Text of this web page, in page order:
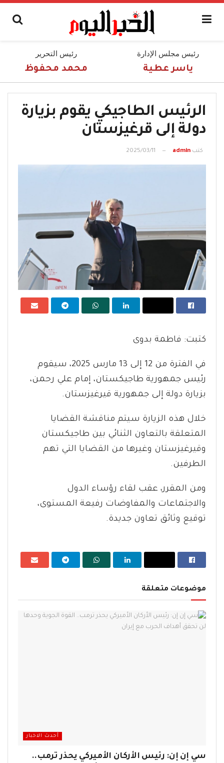
رئيس مجلس الإدارة
ياسر عطية
رئيس التحرير
محمد محفوظ
الرئيس الطاجيكي يقوم بزيارة
دولة إلى قرغيزستان
كتب admin
2025/03/11
كتبت: فاطمة بدوى
في الفترة من 12 إلى 13 مارس 2025، سيقوم
رئيس جمهورية طاجيكستان، إمام علي رحمن،
بزيارة دولة إلى جمهورية قيرغيزستان.
خلال هذه الزيارة سيتم مناقشة القضايا
المتعلقة بالتعاون الثنائي بين طاجيكستان
وقيرغيزستان وغيرها من القضايا التي تهم
الطرفين.
ومن المقرر، عقب لقاء رؤساء الدول
والاجتماعات والمفاوضات رفيعة المستوى،
توقيع وثائق تعاون جديدة.
موضوعات متعلقة
أحدث الاخبار
سي إن إن: رئيس الأركان الأميركي يحذر ترمب..